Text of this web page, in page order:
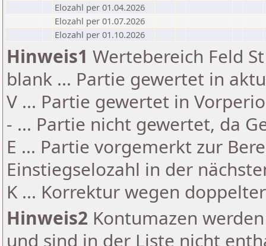
Elozahl per 01.04.2026
Elozahl per 01.07.2026
Elozahl per 01.10.2026
Hinweis1 Wertebereich Feld
blank ... Partie gewertet in
V ... Partie gewertet in
- ... Partie nicht gewertet, da
E ... Partie vorgemerkt zur
Einstiegselozahl in der
K ... Korrektur wegen
Hinweis2 Kontumazen
und sind in der Liste nicht